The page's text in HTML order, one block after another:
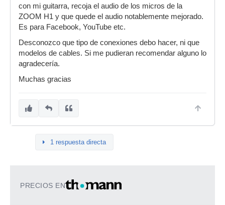
con mi guitarra, recoja el audio de los micros de la
ZOOM H1 y que quede el audio notablemente mejorado.
Es para Facebook, YouTube etc.
Desconozco que tipo de conexiones debo hacer, ni que
modelos de cables. Si me pudieran recomendar alguno lo
agradecería.
Muchas gracias
1 respuesta directa
PRECIOS EN